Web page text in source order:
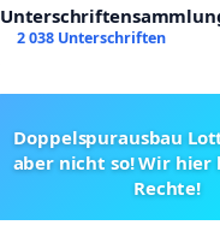
Erhalt der Villa
2 038 Unterschriften
Doppelspurausbau
aber nicht so! Wir hier
Rechte!